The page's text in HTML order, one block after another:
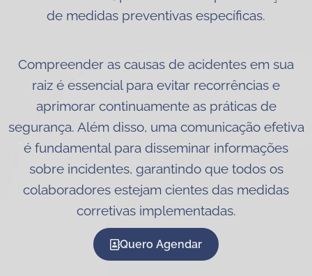
de medidas preventivas específicas.
Compreender as causas de acidentes em sua
raiz é essencial para evitar recorrências e
aprimorar continuamente as práticas de
segurança. Além disso, uma comunicação efetiva
é fundamental para disseminar informações
sobre incidentes, garantindo que todos os
colaboradores estejam cientes das medidas
corretivas implementadas.
Quero Agendar